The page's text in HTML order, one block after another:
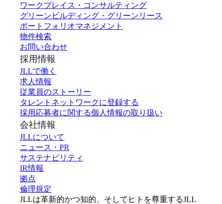
ワークプレイス・コンサルティング
グリーンビルディング・グリーンリース
ポートフォリオマネジメント
物件検索
お問い合わせ
採用情報
JLLで働く
求人情報
従業員のストーリー
タレントネットワークに登録する
採用応募者に関する個人情報の取り扱い
会社情報
JLLについて
ニュース・PR
サステナビリティ
IR情報
拠点
倫理規定
JLLは革新的かつ知的、そしてヒトを尊重するJLL